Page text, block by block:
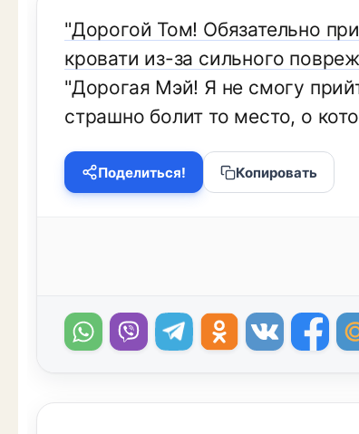
"Дорогой Том! Обязательно
кровати из-за сильного
"Дорогая Мэй! Я не смогу
страшно болит то место, о
Поделиться! Копировать